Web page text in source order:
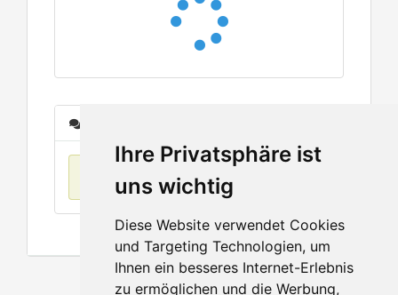
Ihre Privatsphäre ist
uns wichtig
Diese Website verwendet Cookies
und Targeting Technologien, um
Ihnen ein besseres Internet-Erlebnis
zu ermöglichen und die Werbung,
No items found